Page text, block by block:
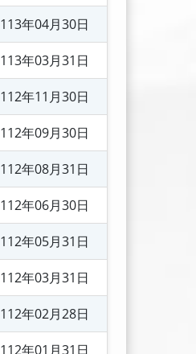
113年04月30日
113年03月31日
112年11月30日
112年09月30日
112年08月31日
112年06月30日
112年05月31日
112年03月31日
112年02月28日
112年01月31日